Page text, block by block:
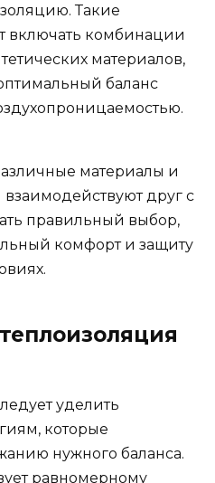
Такие
включать комбинации
материалов,
баланс
материалы и
друг с
правильный выбор,
комфорт и защиту
уделить
которые
нужного баланса.
равномерному